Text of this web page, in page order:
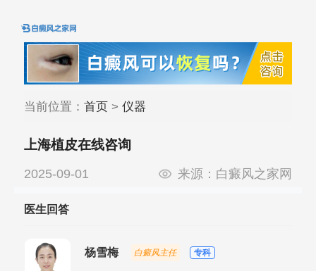
当前位置： 首页> 仪器
上海植皮在线咨询
2025-09-01 来源： 白癜风之家网
医生回答
杨雪梅 白癜风主任 专科